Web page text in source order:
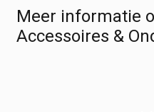
Meer informatie
Accessoires &